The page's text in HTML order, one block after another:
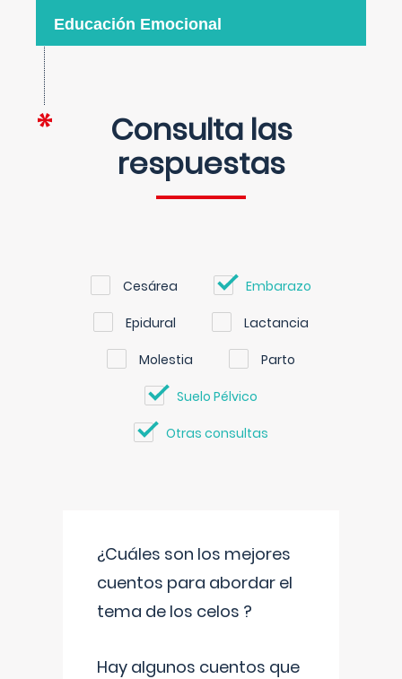
Educación Emocional
Consulta las
respuestas
Cesárea Embarazo
Epidural Lactancia
Molestia Parto
Suelo Pélvico
Otras consultas
¿Cuáles son los mejores
cuentos para abordar el
tema de los celos ?
Hay algunos cuentos que